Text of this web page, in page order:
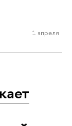
1 апреля